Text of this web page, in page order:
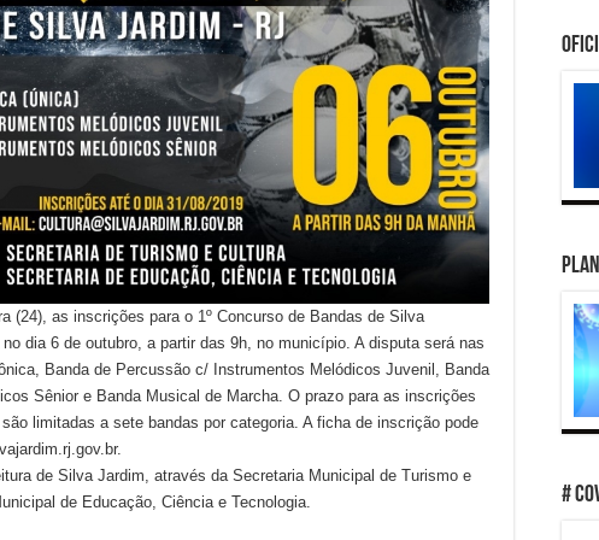
(24), as inscrições para o 1º Concurso de Bandas de Silva
dia 6 de outubro, a partir das 9h, no município. A disputa será nas
Banda de Percussão c/ Instrumentos Melódicos Juvenil, Banda
Sênior e Banda Musical de Marcha. O prazo para as inscrições
limitadas a sete bandas por categoria. A ficha de inscrição pode
de Silva Jardim, através da Secretaria Municipal de Turismo e
de Educação, Ciência e Tecnologia.
#